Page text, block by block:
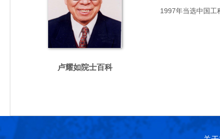
卢耀如院士百科
1997年当选中国工